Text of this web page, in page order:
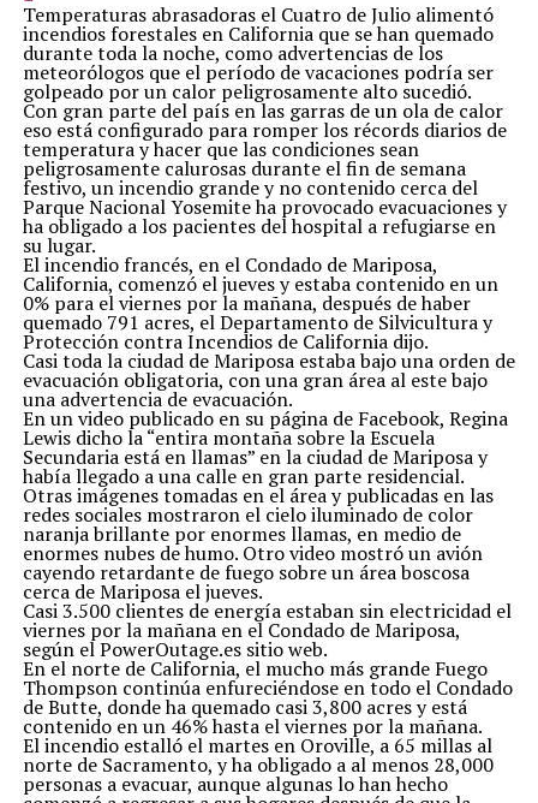
Temperaturas abrasadoras el Cuatro de Julio alimentó
incendios forestales en California que se han quemado
durante toda la noche, como advertencias de los
meteorólogos que el período de vacaciones podría ser
golpeado por un calor peligrosamente alto sucedió.
Con gran parte del país en las garras de un ola de calor
eso está configurado para romper los récords diarios de
temperatura y hacer que las condiciones sean
peligrosamente calurosas durante el fin de semana
festivo, un incendio grande y no contenido cerca del
Parque Nacional Yosemite ha provocado evacuaciones y
ha obligado a los pacientes del hospital a refugiarse en
su lugar.
El incendio francés, en el Condado de Mariposa,
California, comenzó el jueves y estaba contenido en un
0% para el viernes por la mañana, después de haber
quemado 791 acres, el Departamento de Silvicultura y
Protección contra Incendios de California dijo.
Casi toda la ciudad de Mariposa estaba bajo una orden de
evacuación obligatoria, con una gran área al este bajo
una advertencia de evacuación.
En un video publicado en su página de Facebook, Regina
Lewis dicho la “entira montaña sobre la Escuela
Secundaria está en llamas” en la ciudad de Mariposa y
había llegado a una calle en gran parte residencial.
Otras imágenes tomadas en el área y publicadas en las
redes sociales mostraron el cielo iluminado de color
naranja brillante por enormes llamas, en medio de
enormes nubes de humo. Otro video mostró un avión
cayendo retardante de fuego sobre un área boscosa
cerca de Mariposa el jueves.
Casi 3.500 clientes de energía estaban sin electricidad el
viernes por la mañana en el Condado de Mariposa,
según el PowerOutage.es sitio web.
En el norte de California, el mucho más grande Fuego
Thompson continúa enfureciéndose en todo el Condado
de Butte, donde ha quemado casi 3,800 acres y está
contenido en un 46% hasta el viernes por la mañana.
El incendio estalló el martes en Oroville, a 65 millas al
norte de Sacramento, y ha obligado a al menos 28,000
personas a evacuar, aunque algunas lo han hecho